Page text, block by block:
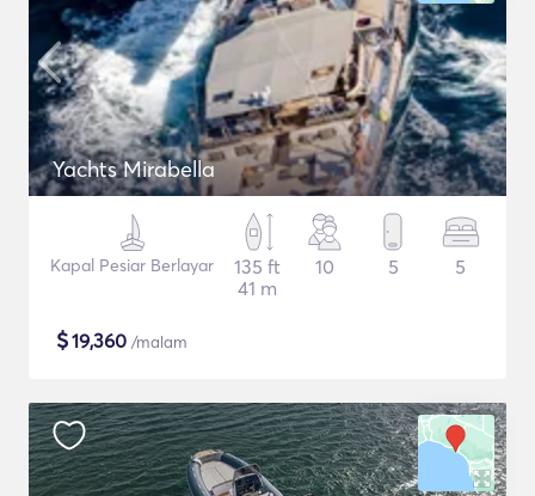
Yachts Mirabella
Kapal Pesiar Berlayar
135 ft
41 m
10 5 5
$19,360 /malam